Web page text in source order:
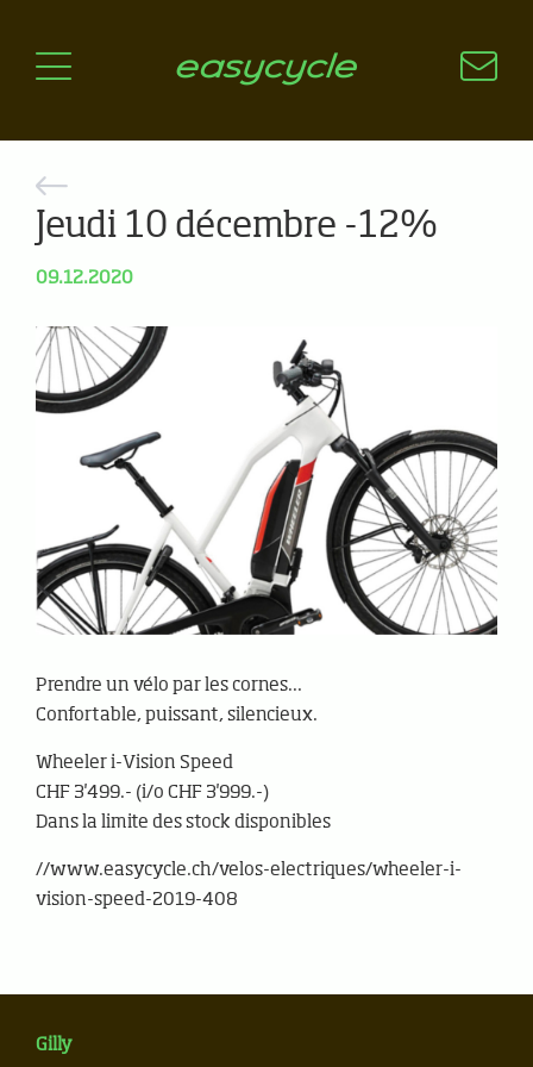
Aspects techniques
Questions / Réponses
A jour
Jeudi 10 décembre -12%
09.12.2020
Prendre un vélo par les cornes...
Confortable, puissant, silencieux.
Wheeler i-Vision Speed
CHF 3'499.- (i/o CHF 3'999.-)
Dans la limite des stock disponibles
//www.easycycle.ch/velos-electriques/wheeler-i-
vision-speed-2019-408
Gilly